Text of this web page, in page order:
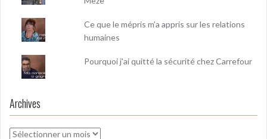
Ce que le mépris m’a appris sur les relations
humaines
Pourquoi j'ai quitté la sécurité chez Carrefour
Archives
Archives